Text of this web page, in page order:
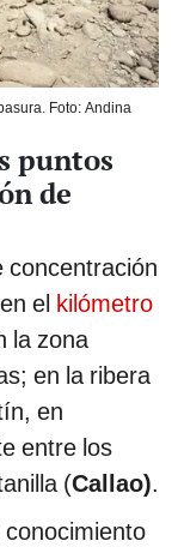
Foto: Andina
puntos
de
concentración
el kilómetro
la zona
en la ribera
en
entre los
(Callao).